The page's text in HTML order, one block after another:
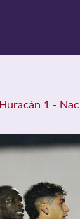
Huracán 1 -